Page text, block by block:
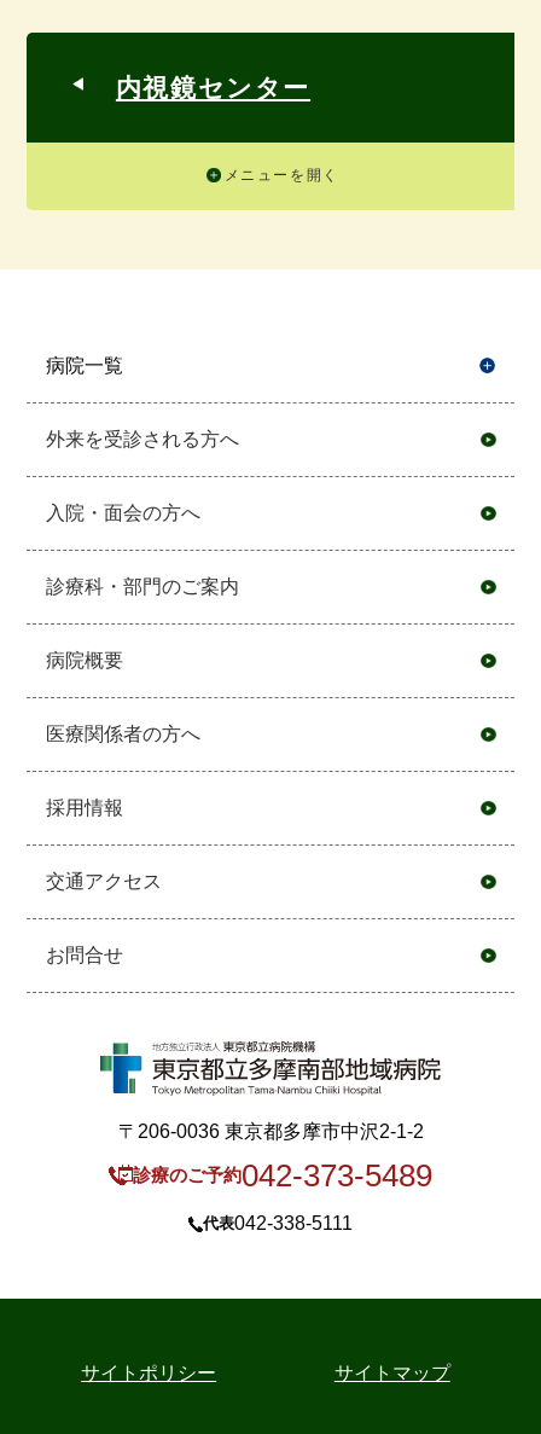
内視鏡センター
メニューを開く
病院一覧
外来を受診される方へ
入院・面会の方へ
診療科・部門のご案内
病院概要
医療関係者の方へ
採用情報
交通アクセス
お問合せ
〒206-0036 東京都多摩市中沢2-1-2
診療のご予約042-373-5489
代表042-338-5111
サイトポリシー サイトマップ